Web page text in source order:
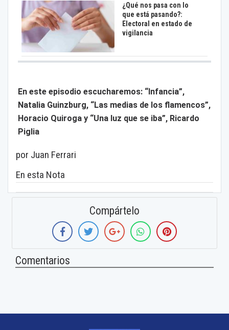
¿Qué nos pasa con lo
que está pasando?:
Electoral en estado de
vigilancia
En este episodio escucharemos: “Infancia”,
Natalia Guinzburg, “Las medias de los flamencos”,
Horacio Quiroga y “Una luz que se iba”, Ricardo
Piglia
por Juan Ferrari
En esta Nota
Compártelo
Comentarios